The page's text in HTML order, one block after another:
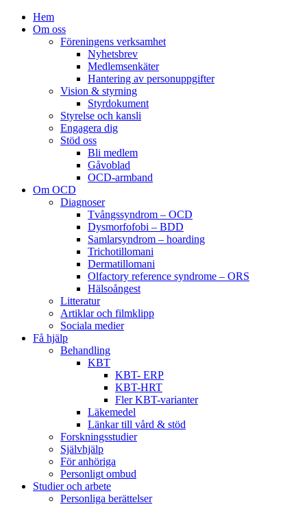
Hem
Om oss
Föreningens verksamhet
Nyhetsbrev
Medlemsenkäter
Hantering av personuppgifter
Vision & styrning
Styrdokument
Styrelse och kansli
Engagera dig
Stöd oss
Bli medlem
Gåvoblad
OCD-armband
Om OCD
Diagnoser
Tvångssyndrom – OCD
Dysmorfofobi – BDD
Samlarsyndrom – hoarding
Trichotillomani
Dermatillomani
Olfactory reference syndrome – ORS
Hälsoångest
Litteratur
Artiklar och filmklipp
Sociala medier
Få hjälp
Behandling
KBT
KBT- ERP
KBT-HRT
Fler KBT-varianter
Läkemedel
Länkar till vård & stöd
Forskningsstudier
Självhjälp
För anhöriga
Personligt ombud
Studier och arbete
Personliga berättelser